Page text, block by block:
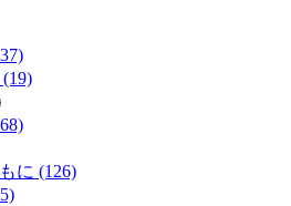
に (126)